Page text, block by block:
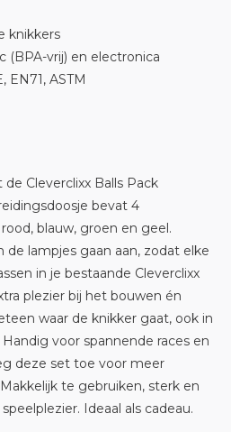
knikkers
(BPA-vrij) en electronica
EN71, ASTM
Cleverclixx Balls Pack
bevat 4
blauw, groen en geel.
de lampjes gaan aan, zodat elke
in je bestaande Cleverclixx
plezier bij het bouwen én
waar de knikker gaat, ook in
voor spannende races en
deze set toe voor meer
te gebruiken, sterk en
Ideaal als cadeau.